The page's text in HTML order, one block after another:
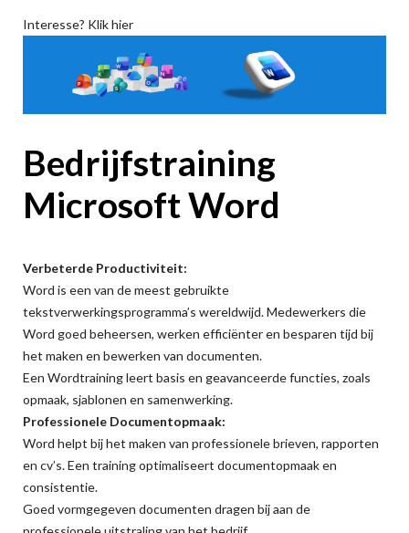
Interesse? Klik hier
Bedrijfstraining
Microsoft Word
Verbeterde Productiviteit:
Word is een van de meest gebruikte
tekstverwerkingsprogramma’s wereldwijd. Medewerkers die
Word goed beheersen, werken efficiënter en besparen tijd bij
het maken en bewerken van documenten.
Een Wordtraining leert basis en geavanceerde functies, zoals
opmaak, sjablonen en samenwerking.
Professionele Documentopmaak:
Word helpt bij het maken van professionele brieven, rapporten
en cv’s. Een training optimaliseert documentopmaak en
consistentie.
Goed vormgegeven documenten dragen bij aan de